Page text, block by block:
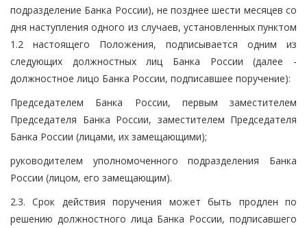
подразделение Банка России), не позднее шести месяцев со
дня наступления одного из случаев, установленных пунктом
1.2 настоящего Положения, подписывается одним из
следующих должностных лиц Банка России (далее -
должностное лицо Банка России, подписавшее поручение):
Председателем Банка России, первым заместителем
Председателя Банка России, заместителем Председателя
Банка России (лицами, их замещающими);
руководителем уполномоченного подразделения Банка
России (лицом, его замещающим).
2.3. Срок действия поручения может быть продлен по
решению должностного лица Банка России, подписавшего